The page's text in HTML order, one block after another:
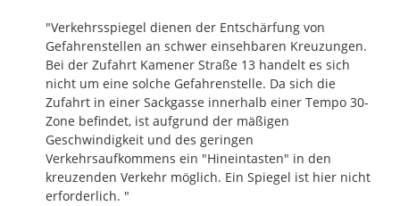
"Verkehrsspiegel dienen der Entschärfung von
Gefahrenstellen an schwer einsehbaren Kreuzungen.
Bei der Zufahrt Kamener Straße 13 handelt es sich
nicht um eine solche Gefahrenstelle. Da sich die
Zufahrt in einer Sackgasse innerhalb einer Tempo 30-
Zone befindet, ist aufgrund der mäßigen
Geschwindigkeit und des geringen
Verkehrsaufkommens ein "Hineintasten" in den
kreuzenden Verkehr möglich. Ein Spiegel ist hier nicht
erforderlich. "